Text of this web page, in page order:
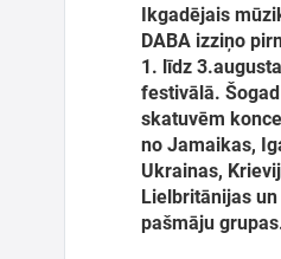
Ikgadējais
DABA izziņo
1. līdz
festivālā.
skatuvēm
no Jamaikas,
Ukrainas,
Lielbritānijas
pašmāju